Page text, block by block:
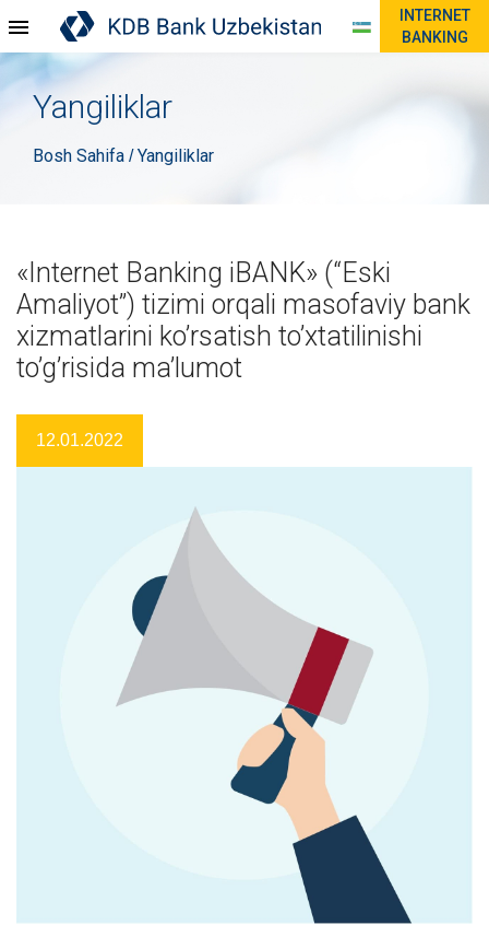
INTERNET
BANKING
Yangiliklar
Bosh Sahifa /Yangiliklar
«Internet Banking iBANK» (“Eski
Amaliyot”) tizimi orqali masofaviy bank
xizmatlarini ko’rsatish to’xtatilinishi
to’g’risida ma’lumot
12.01.2022